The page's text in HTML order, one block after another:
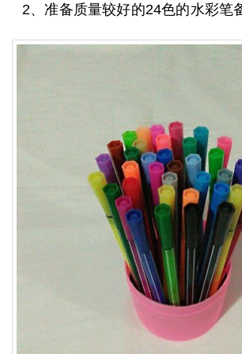
2、准备质量较好的24色的水彩笔